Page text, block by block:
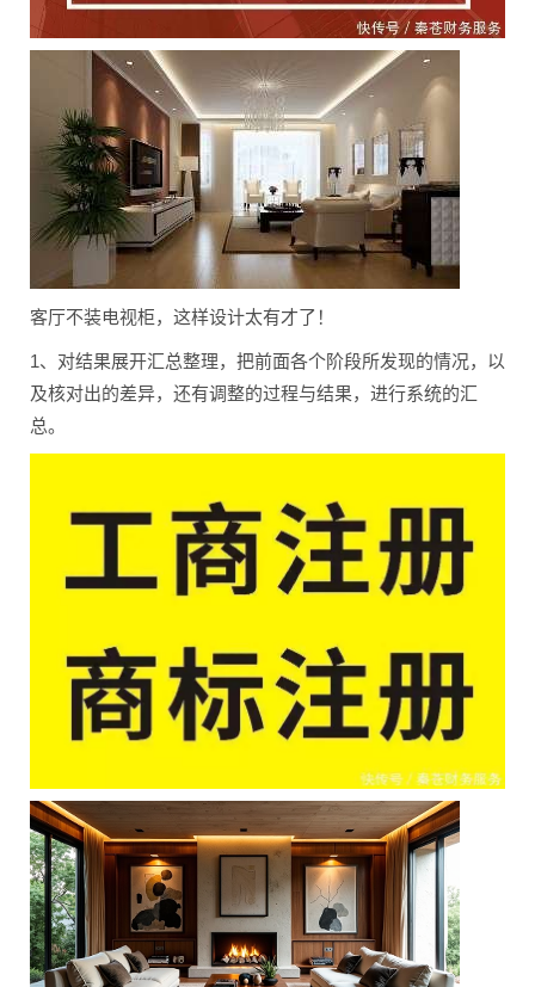
客厅不装电视柜，这样设计太有才了！
1、对结果展开汇总整理，把前面各个阶段所发现的情况，以
及核对出的差异，还有调整的过程与结果，进行系统的汇
总。